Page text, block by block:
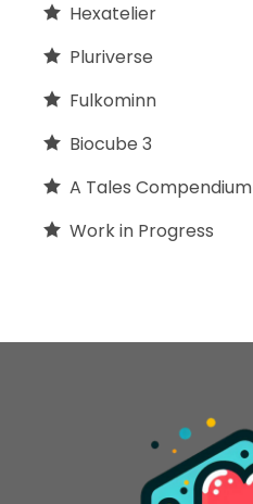
Hexatelier
Pluriverse
Fulkominn
Biocube 3
A Tales Compendium
Work in Progress